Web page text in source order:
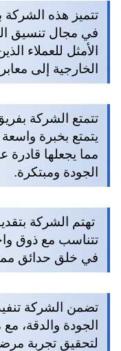
تتميز هذه
في مجال تنسيق
الأمثل للعملاء
الخارجية إلى
تتمتع الشركة
يتمتع بخبرة
مما يجعلها قادرة
الجودة ومبتكرة.
تهتم الشركة
تتناسب مع ذوق
في خلق حدائق
تضمن الشركة
الجودة والدقة،
لتحقيق تجربة